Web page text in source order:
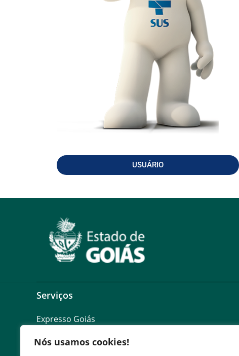
Nós usamos cookies!
USUÁRIO
Serviços
Expresso Goiás
Expresso Servidor